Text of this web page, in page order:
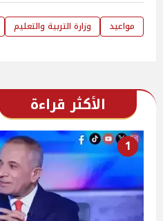
مواعيد وزارة التربية والتعليم
الأكثر قراءة
1